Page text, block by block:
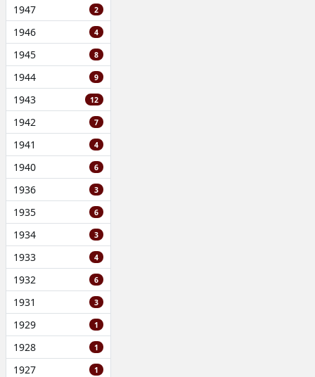
1947 2
1946 4
1945 8
1944 9
1943 12
1942 7
1941 4
1940 6
1936 3
1935 6
1934 3
1933 4
1932 6
1931 3
1929 1
1928 1
1927 1